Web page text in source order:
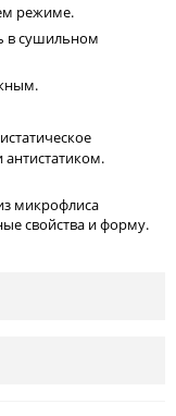
режиме.
в сушильном
антистатиком.
микрофлиса
свойства и форму.